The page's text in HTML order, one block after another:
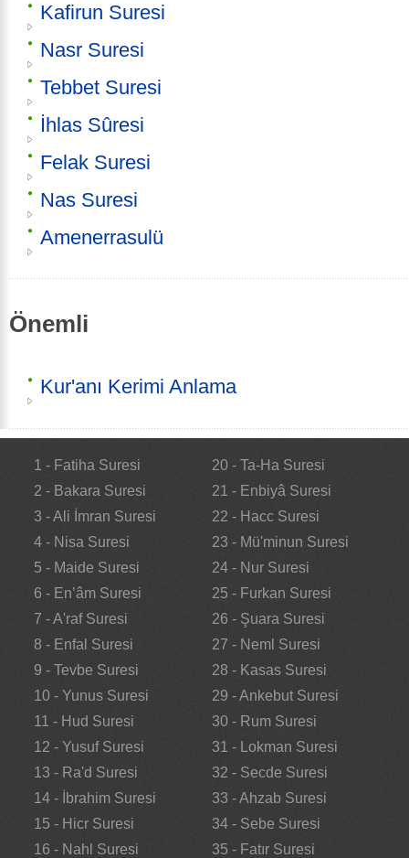
Kafirun Suresi
Nasr Suresi
Tebbet Suresi
İhlas Sûresi
Felak Suresi
Nas Suresi
Amenerrasulü
Önemli
Kur'anı Kerimi Anlama
1 - Fatiha Suresi
2 - Bakara Suresi
3 - Ali İmran Suresi
4 - Nisa Suresi
5 - Maide Suresi
6 - En’âm Suresi
7 - A'raf Suresi
8 - Enfal Suresi
9 - Tevbe Suresi
10 - Yunus Suresi
11 - Hud Suresi
12 - Yusuf Suresi
13 - Ra'd Suresi
14 - İbrahim Suresi
15 - Hicr Suresi
16 - Nahl Suresi
20 - Ta-Ha Suresi
21 - Enbiyâ Suresi
22 - Hacc Suresi
23 - Mü'minun Suresi
24 - Nur Suresi
25 - Furkan Suresi
26 - Şuara Suresi
27 - Neml Suresi
28 - Kasas Suresi
29 - Ankebut Suresi
30 - Rum Suresi
31 - Lokman Suresi
32 - Secde Suresi
33 - Ahzab Suresi
34 - Sebe Suresi
35 - Fatır Suresi